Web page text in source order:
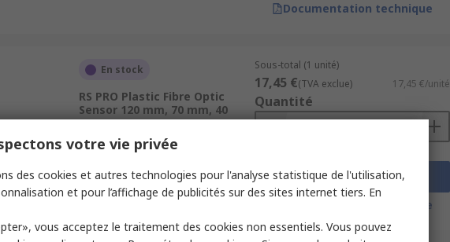
Documentation technique
En stock
RS PRO Plastic Fibre Optic
Sensor 120 mm, 70 mm, 40
mm, NPN/PNP Output, 0.9 W,
IP54 24V dc
Sous-total (1 unité)
17,45 €(TVA exclue) 17,45 €/unité
Quantité
Ajouter
Documentation technique
votre vie privée
des cookies et autres technologies pour l'analyse statistique de l'utilisation,
et pour l’affichage de publicités sur des sites internet tiers. En
vous acceptez le traitement des cookies non essentiels. Vous pouvez